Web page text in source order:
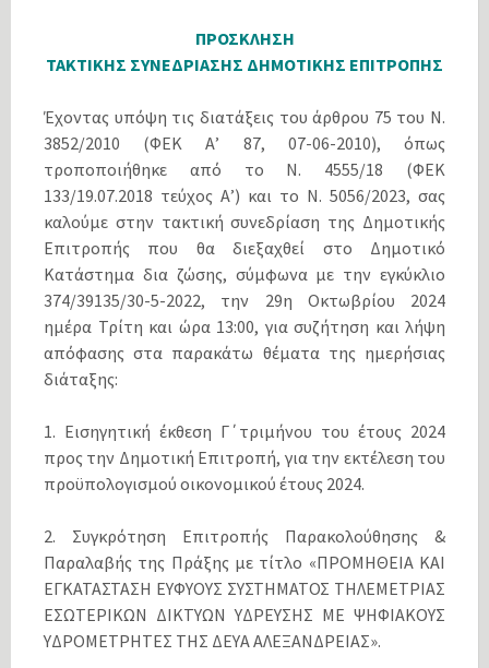
ΠΡΟΣΚΛΗΣΗ
ΤΑΚΤΙΚΗΣ ΣΥΝΕΔΡΙΑΣΗΣ ΔΗΜΟΤΙΚΗΣ ΕΠΙΤΡΟΠΗΣ
Έχοντας υπόψη τις διατάξεις του άρθρου 75 του Ν.
3852/2010 (ΦΕΚ Α’ 87, 07-06-2010), όπως
τροποποιήθηκε από το N. 4555/18 (ΦΕΚ
133/19.07.2018 τεύχος Α’) και το Ν. 5056/2023, σας
καλούμε στην τακτική συνεδρίαση της Δημοτικής
Επιτροπής που θα διεξαχθεί στο Δημοτικό
Κατάστημα δια ζώσης, σύμφωνα με την εγκύκλιο
374/39135/30-5-2022, την 29η Οκτωβρίου 2024
ημέρα Τρίτη και ώρα 13:00, για συζήτηση και λήψη
απόφασης στα παρακάτω θέματα της ημερήσιας
διάταξης:
1. Εισηγητική έκθεση Γ΄τριμήνου του έτους 2024
προς την Δημοτική Επιτροπή, για την εκτέλεση του
προϋπολογισμού οικονομικού έτους 2024.
2. Συγκρότηση Επιτροπής Παρακολούθησης &
Παραλαβής της Πράξης με τίτλο «ΠΡΟΜΗΘΕΙΑ ΚΑΙ
ΕΓΚΑΤΑΣΤΑΣΗ ΕΥΦΥΟΥΣ ΣΥΣΤΗΜΑΤΟΣ ΤΗΛΕΜΕΤΡΙΑΣ
ΕΣΩΤΕΡΙΚΩΝ ΔΙΚΤΥΩΝ ΥΔΡΕΥΣΗΣ ΜΕ ΨΗΦΙΑΚΟΥΣ
ΥΔΡΟΜΕΤΡΗΤΕΣ ΤΗΣ ΔΕΥΑ ΑΛΕΞΑΝΔΡΕΙΑΣ».